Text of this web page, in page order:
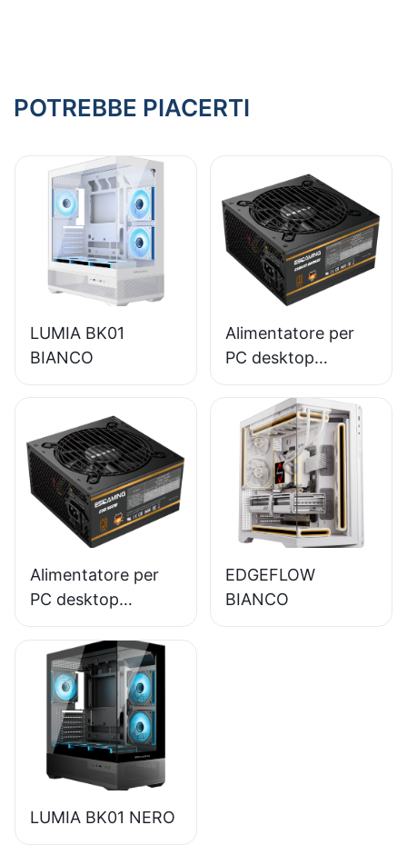
POTREBBE PIACERTI
LUMIA BK01
BIANCO
Alimentatore per
PC desktop
ESGAMING da 650
W di alta qualità
con efficienza
dell'85%, modulo
completo e
certificazione 80+
Bronze (ESB650W)
Alimentatore per
PC desktop
ESGAMING da 550
W di alta qualità
con efficienza
dell'85% e
certificazione 80+
Bronze (ESB550W)
EDGEFLOW
BIANCO
LUMIA BK01 NERO